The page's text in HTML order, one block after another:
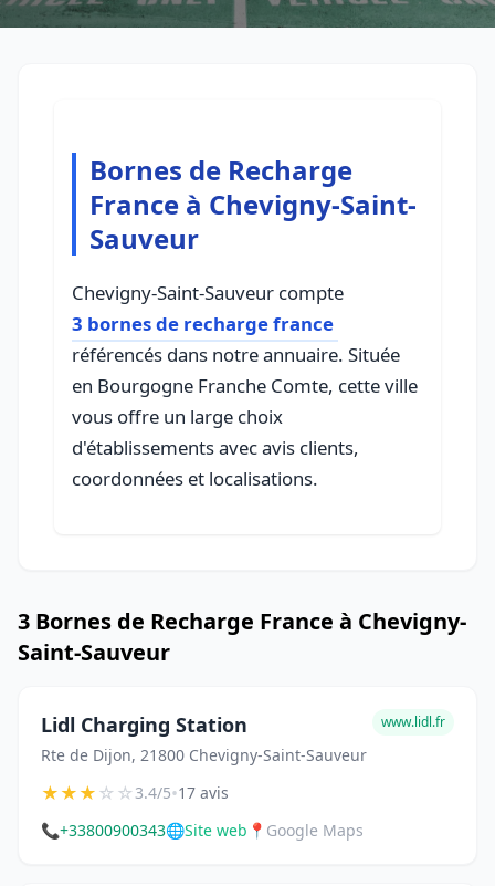
Bornes de Recharge
France à Chevigny-Saint-
Sauveur
Chevigny-Saint-Sauveur compte
3 bornes de recharge france
référencés dans notre annuaire. Située
en Bourgogne Franche Comte, cette ville
vous offre un large choix
d'établissements avec avis clients,
coordonnées et localisations.
3 Bornes de Recharge France à Chevigny-
Saint-Sauveur
Lidl Charging Station
Rte de Dijon, 21800 Chevigny-Saint-Sauveur
www.lidl.fr
★★★☆☆3.4/5•17 avis
📞+33800900343🌐Site web 📍 Google Maps